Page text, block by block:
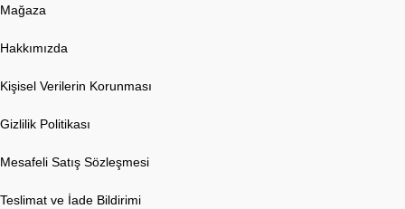
Mağaza
Hakkımızda
Kişisel Verilerin Korunması
Gizlilik Politikası
Mesafeli Satış Sözleşmesi
Teslimat ve İade Bildirimi